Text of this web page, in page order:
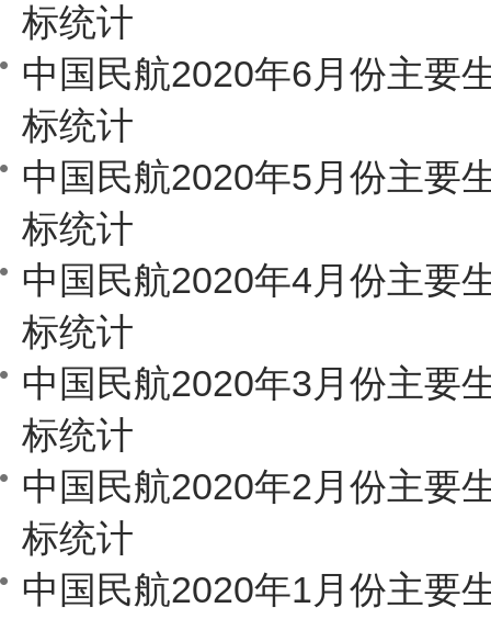
标统计
中国民航2020年6月份主要
标统计
中国民航2020年5月份主要
标统计
中国民航2020年4月份主要
标统计
中国民航2020年3月份主要
标统计
中国民航2020年2月份主要
标统计
中国民航2020年1月份主要